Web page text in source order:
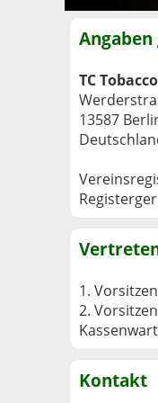
Angaben
TC
13587
1.
2.
Kontakt